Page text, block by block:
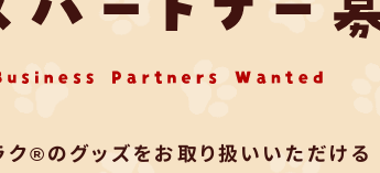
ク®のグッズをお取り扱いいただける